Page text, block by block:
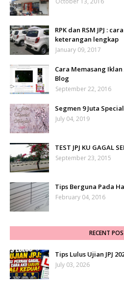
RPK dan RSM JPJ :
keterangan lengkap
January 09, 2017
Cara Memasang
Blog
September 22, 2016
Segmen 9 Juta
July 04, 2019
TEST JPJ KU GAGAL
September 23, 2015
Tips Berguna Pada
February 04, 2016
RECENT
Tips Lulus Ujian JPJ
July 03, 2026